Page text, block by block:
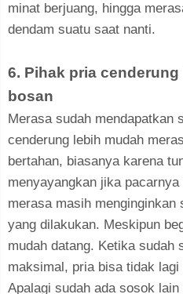
minat berjuang, hingga
dendam suatu saat nanti.
6. Pihak pria
bosan
Merasa sudah mendapatkan
cenderung lebih mudah
bertahan, biasanya karena
menyayangkan jika
merasa masih menginginkan
yang dilakukan. Meskipun
mudah datang. Ketika sudah
maksimal, pria bisa tidak
Apalagi sudah ada sosok